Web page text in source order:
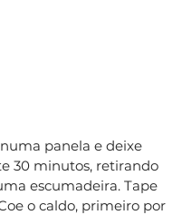
panela e deixe
30 minutos, retirando
escumadeira. Tape
o caldo, primeiro por